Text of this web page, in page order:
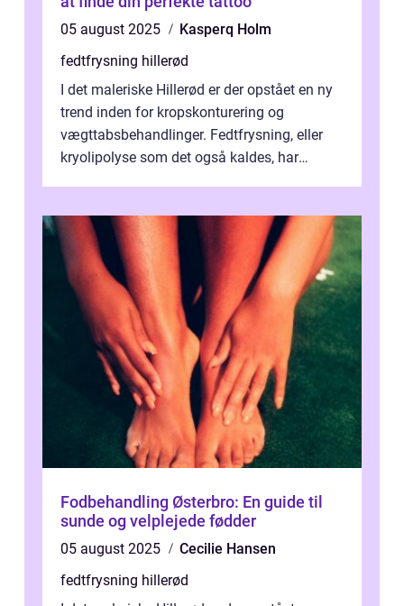
05 august 2025
Kasperq Holm
fedtfrysning hillerød
I det maleriske Hillerød er der opstået en ny
trend inden for kropskonturering og
vægttabsbehandlinger. Fedtfrysning, eller
kryolipolyse som det også kaldes, har
Fodbehandling Østerbro: En guide til
sunde og velplejede fødder
05 august 2025
Cecilie Hansen
fedtfrysning hillerød